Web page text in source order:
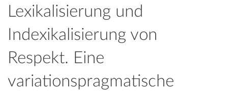
Lexikalisierung und
Indexikalisierung von
Respekt. Eine
variationspragmatische